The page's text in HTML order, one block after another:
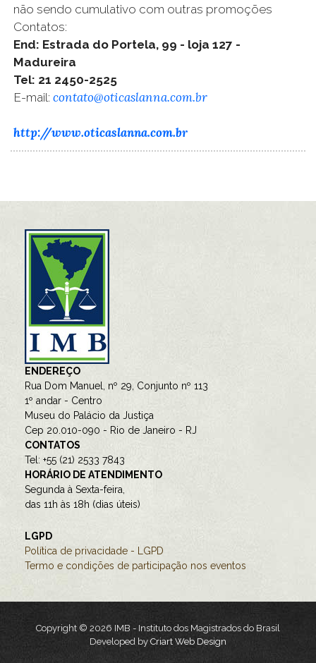
não sendo cumulativo com outras promoções
Contatos:
End: Estrada do Portela, 99 - loja 127 -
Madureira
Tel: 21 2450-2525
E-mail: contato@oticaslanna.com.br
http://www.oticaslanna.com.br
ENDEREÇO
Rua Dom Manuel, nº 29, Conjunto nº 113
1º andar - Centro
Museu do Palácio da Justiça
Cep 20.010-090 - Rio de Janeiro - RJ
CONTATOS
Tel: +55 (21) 2533 7843
HORÁRIO DE ATENDIMENTO
Segunda à Sexta-feira,
das 11h às 18h (dias úteis)
LGPD
Política de privacidade - LGPD
Termo e condições de participação nos eventos
Copyright © 2026 IMB - Instituto dos Magistrados do Brasil
Developed byCriart Web Design